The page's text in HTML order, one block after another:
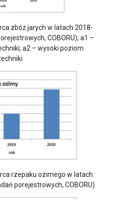
zbóż jarych w latach 2018-
COBORU); a1 –
a2 – wysoki poziom
rzepaku ozimego w latach
porejestrowych, COBORU)